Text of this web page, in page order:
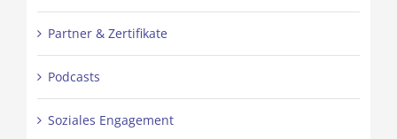
Partner & Zertifikate
Podcasts
Soziales Engagement